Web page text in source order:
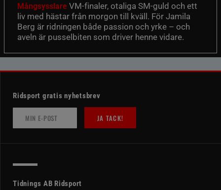
Mångsysslare VM-finaler, otaliga SM-guld och ett
liv med hästar från morgon till kväll. För Jamila
Berg är ridningen både passion och yrke – och
aveln är pusselbiten som driver henne vidare.
Ridsport gratis nyhetsbrev
JA TACK!
Tidnings AB Ridsport